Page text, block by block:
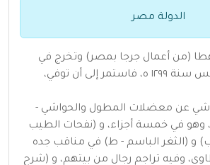
الدولة مصر
(من أعمال جرجا بمصر) وتخرج في
الأزهر، وتصدر للتدريس سنة ١٢٩٩ ه، فاستمر إلى أن توفي،
عن معضلات المطول والحواشي -
وهو في خمسة أجزاء، و (نفحات الطيب
و (الثغر الباسم - ط) في مناقب جده
وفيه تراجم رجال من بيتهم، و (شرح